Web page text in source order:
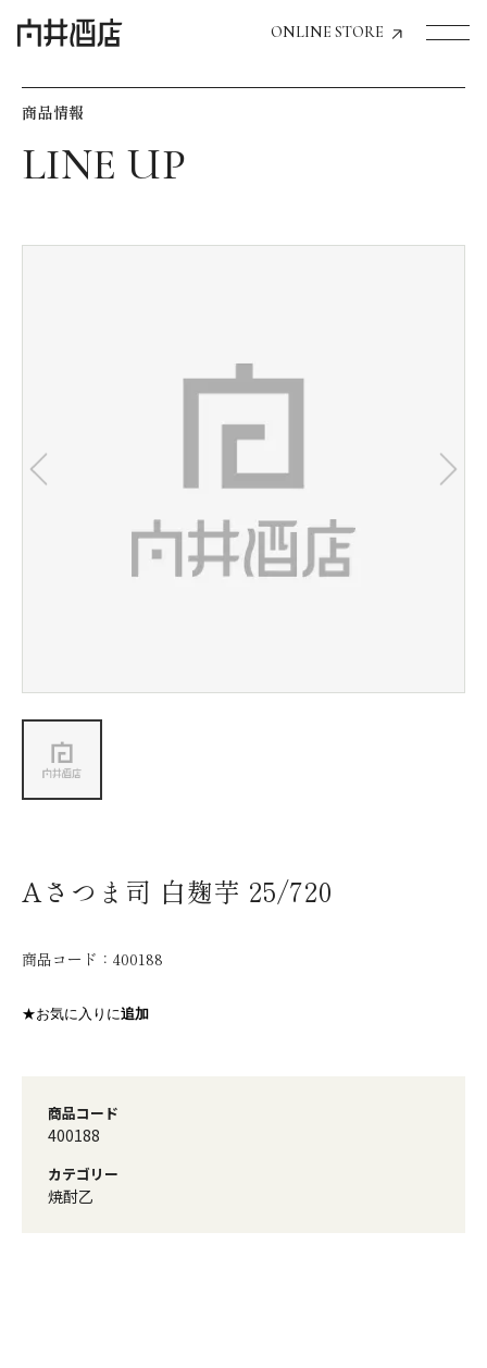
ONLINE STORE
飲食店経営のお客様
お気に入り機能の活用方法
会社情報
商品情報
Aさつま司 白麹芋 25/720
商品コード： 400188
★お気に入りに追加
商品コード
400188
カテゴリー
焼酎乙